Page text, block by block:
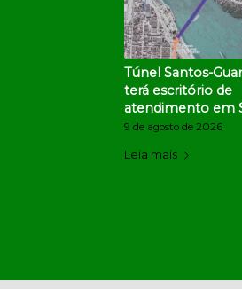
Túnel Santos-
terá escritório de
atendimento em
9 de agosto de 2026
Leia mais